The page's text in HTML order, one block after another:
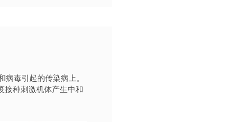
毒引起的传染病上。
接种刺激机体产生中和